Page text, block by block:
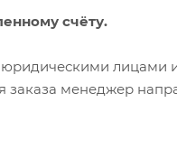
счёту.
юридическими
менеджер